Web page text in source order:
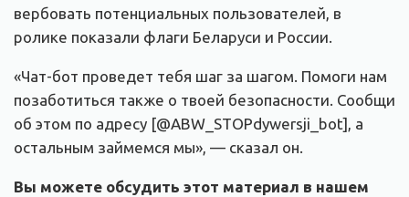
вербовать потенциальных пользователей, в
ролике показали флаги Беларуси и России.
«Чат-бот проведет тебя шаг за шагом. Помоги нам
позаботиться также о твоей безопасности. Сообщи
об этом по адресу [@ABW_STOPdywersji_bot], а
остальным займемся мы», — сказал он.
Вы можете обсудить этот материал в нашем